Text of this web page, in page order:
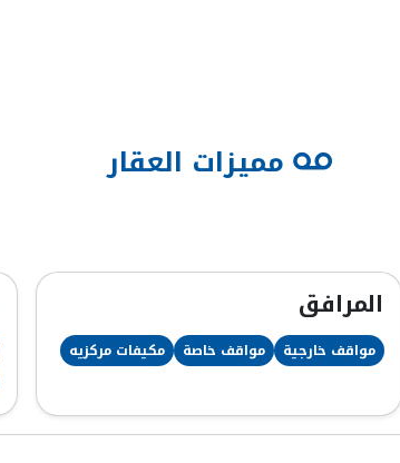
مميزات العقار
المرافق
مواقف خارجية مواقف خاصة مكيفات مركزيه